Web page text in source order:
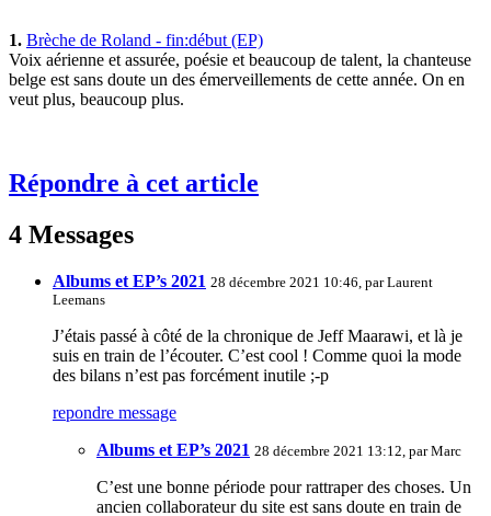
1. Brèche de Roland - fin:début (EP)
Voix aérienne et assurée, poésie et beaucoup de talent, la chanteuse
belge est sans doute un des émerveillements de cette année. On en
veut plus, beaucoup plus.
Répondre à cet article
4 Messages
Albums et EP’s 2021 28 décembre 2021 10:46, parLaurent
Leemans
J’étais passé à côté de la chronique de Jeff Maarawi, et là je
suis en train de l’écouter. C’est cool ! Comme quoi la mode
des bilans n’est pas forcément inutile ;-p
repondre message
Albums et EP’s 2021 28 décembre 2021 13:12, parMarc
C’est une bonne période pour rattraper des choses. Un
ancien collaborateur du site est sans doute en train de